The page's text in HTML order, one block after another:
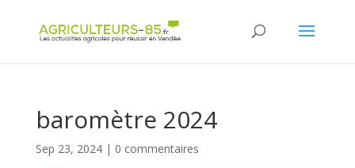
baromètre 2024
Sep 23, 2024| 0 commentaires